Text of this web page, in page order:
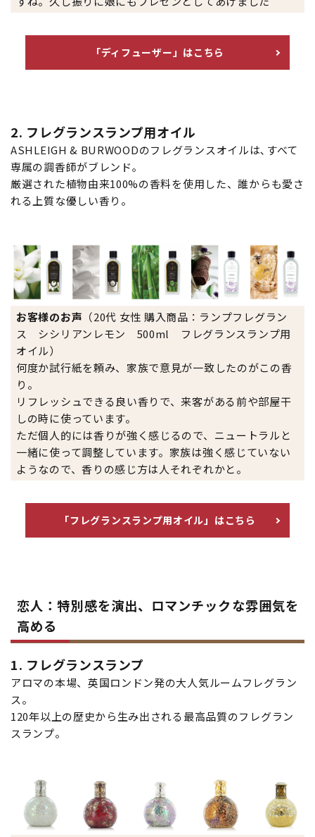
「ディフューザー」はこちら
2. フレグランスランプ用オイル
ASHLEIGH & BURWOODのフレグランスオイルは､すべて
専属の調香師がブレンド｡
厳選された植物由来100%の香料を使用した、誰からも愛さ
れる上質な優しい香り。
お客様のお声 （20代 女性 購入商品：ランプフレグラン
ス シシリアンレモン 500ml フレグランスランプ用
オイル）
何度か試行紙を頼み、家族で意見が一致したのがこの香
り。
リフレッシュできる良い香りで、来客がある前や部屋干
しの時に使っています。
ただ個人的には香りが強く感じるので、ニュートラルと
一緒に使って調整しています。家族は強く感じていない
ようなので、香りの感じ方は人それぞれかと。
「フレグランスランプ用オイル」はこちら
恋人：特別感を演出、ロマンチックな雰囲気を
高める
1. フレグランスランプ
アロマの本場、英国ロンドン発の大人気ルームフレグラン
ス。
120年以上の歴史から生み出される最高品質のフレグラン
スランプ。